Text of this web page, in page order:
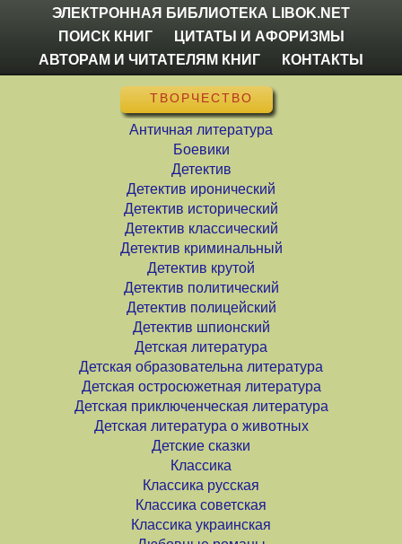
ЭЛЕКТРОННАЯ БИБЛИОТЕКА LIBOK.NET
ПОИСК КНИГ
ЦИТАТЫ И АФОРИЗМЫ
АВТОРАМ И ЧИТАТЕЛЯМ КНИГ
КОНТАКТЫ
ТВОРЧЕСТВО
Античная литература
Боевики
Детектив
Детектив иронический
Детектив исторический
Детектив классический
Детектив криминальный
Детектив крутой
Детектив политический
Детектив полицейский
Детектив шпионский
Детская литература
Детская образовательна литература
Детская остросюжетная литература
Детская приключенческая литература
Детская литература о животных
Детские сказки
Классика
Классика русская
Классика советская
Классика украинская